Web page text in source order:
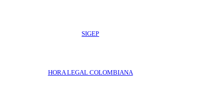
SIGEP
HORA LEGAL COLOMBIANA